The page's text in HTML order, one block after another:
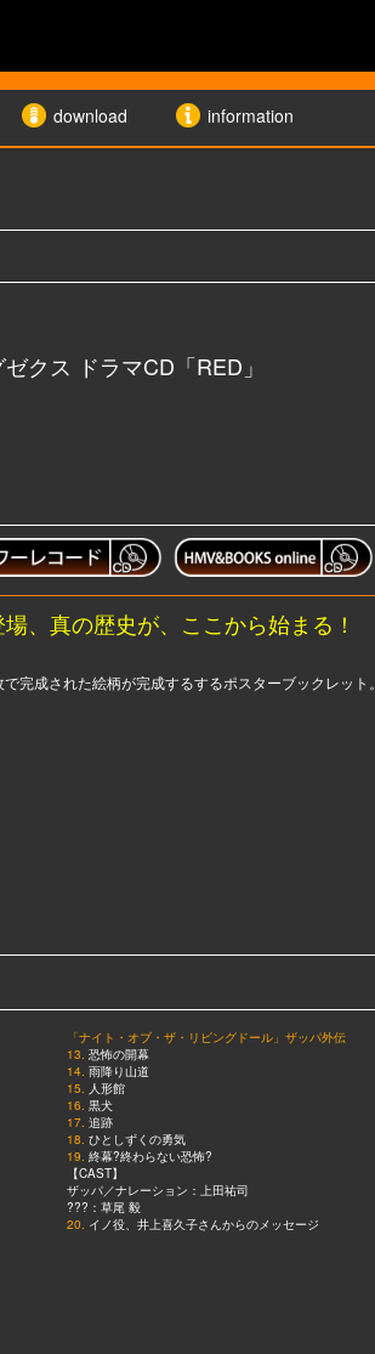
download information
クス ドラマCD「RED」
、真の歴史が、ここから始まる！
完成された絵柄が完成するするポスターブックレット。
「ナイト・オブ・ザ・リビングドール」ザッパ外伝
13. 恐怖の開幕
14. 雨降り山道
15. 人形館
16. 黒犬
17. 追跡
18. ひとしずくの勇気
19. 終幕?終わらない恐怖?
【CAST】
ザッパ／ナレーション：上田祐司
???：草尾 毅
20. イノ役、井上喜久子さんからのメッセージ